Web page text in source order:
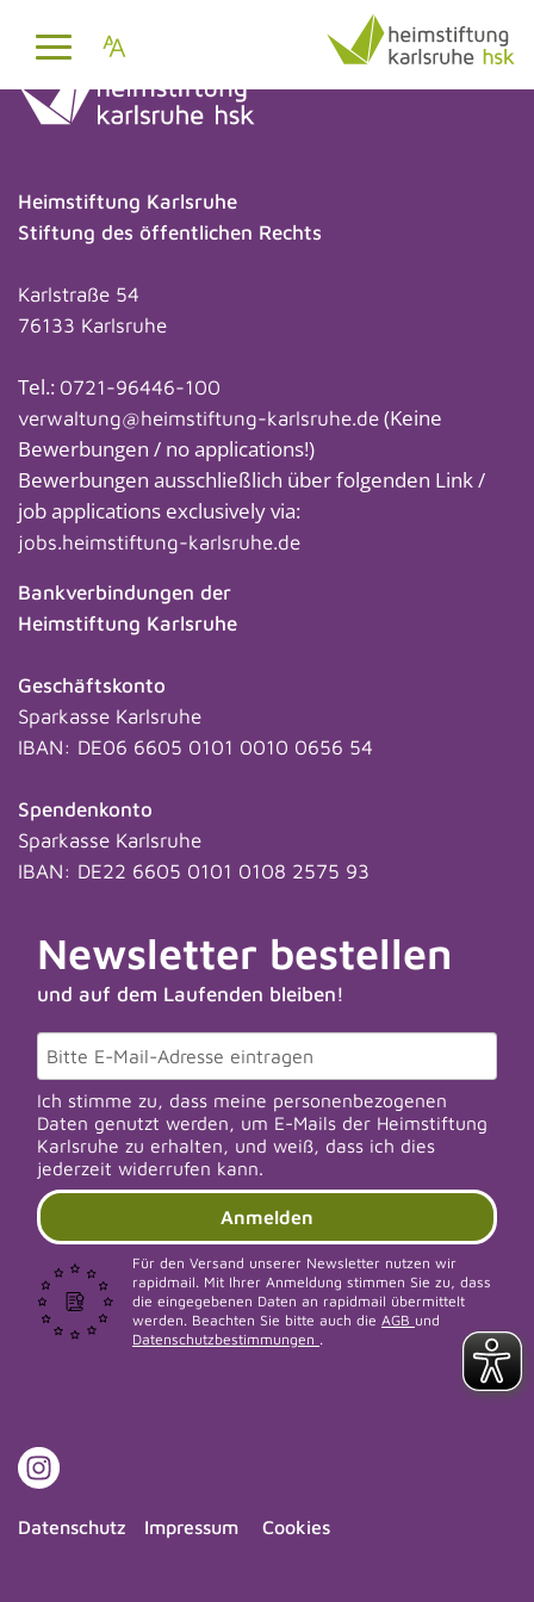
Heimstiftung Karlsruhe
Stiftung des öffentlichen Rechts
Karlstraße 54
76133 Karlsruhe
Tel.: 0721-96446-100
verwaltung@heimstiftung-karlsruhe.de (Keine
Bewerbungen / no applications!)
Bewerbungen ausschließlich über folgenden Link /
job applications exclusively via:
jobs.heimstiftung-karlsruhe.de
Bankverbindungen der
Heimstiftung Karlsruhe
Geschäftskonto
Sparkasse Karlsruhe
IBAN: DE06 6605 0101 0010 0656 54
Spendenkonto
Sparkasse Karlsruhe
IBAN: DE22 6605 0101 0108 2575 93
Newsletter bestellen
und auf dem Laufenden bleiben!
Ich stimme zu, dass meine personenbezogenen
Daten genutzt werden, um E-Mails der Heimstiftung
Karlsruhe zu erhalten, und weiß, dass ich dies
jederzeit widerrufen kann.
Anmelden
Für den Versand unserer Newsletter nutzen wir
rapidmail. Mit Ihrer Anmeldung stimmen Sie zu, dass
die eingegebenen Daten an rapidmail übermittelt
werden. Beachten Sie bitte auch die AGB und
Datenschutzbestimmungen .
Datenschutz Impressum Cookies